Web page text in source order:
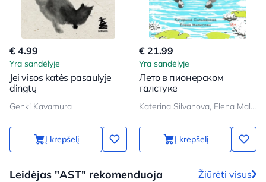
€ 4.99
Yra sandėlyje
Jei visos katės pasaulyje
dingtų
Genki Kavamura
Į krepšelį
€ 21.99
Yra sandėlyje
Лето в пионерском
галстуке
Katerina Silvanova, Elena Malisova
Į krepšelį
Leidėjas "AST" rekomenduoja Žiūrėti visus